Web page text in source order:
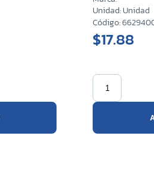
Unidad: Unidad
Código:
$17.88